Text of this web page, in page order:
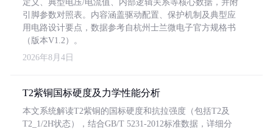
定义、典型电压/电流值、内部逻辑关系等核心数据，并附
引脚参数对照表。内容涵盖驱动配置、保护机制及典型应
用电路设计要点，数据参考自杭州士兰微电子官方规格书
（版本V1.2）。
2026年8月4日
T2紫铜国标硬度及力学性能分析
本文系统解读T2紫铜的国标硬度和抗拉强度（包括T2及
T2_1/2H状态），结合GB/T 5231-2012标准数据，详细分